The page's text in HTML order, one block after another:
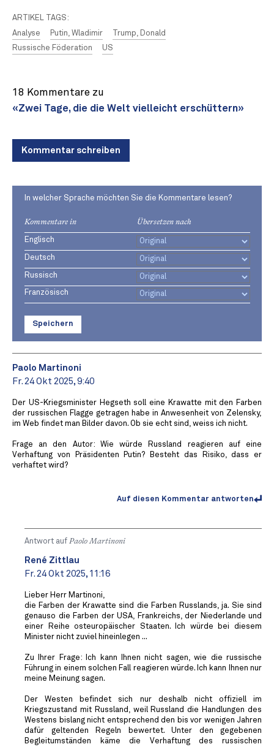
ARTIKEL TAGS:
Analyse
Putin, Wladimir
Trump, Donald
Russische Föderation
US
18 Kommentare zu
«Zwei Tage, die die Welt vielleicht erschüttern»
Kommentar schreiben
In welcher Sprache möchten Sie die Kommentare lesen?
Kommentare in Übersetzen nach
Englisch
Deutsch
Russisch
Französisch
Speichern
Paolo Martinoni
Fr. 24 Okt 2025, 9:40
Der US-Kriegsminister Hegseth soll eine Krawatte mit den Farben
der russischen Flagge getragen habe in Anwesenheit von Zelensky,
im Web findet man Bilder davon. Ob sie echt sind, weiss ich nicht.
Frage an den Autor: Wie würde Russland reagieren auf eine
Verhaftung von Präsidenten Putin? Besteht das Risiko, dass er
verhaftet wird?
Auf diesen Kommentar antworten
Antwort auf Paolo Martinoni
René Zittlau
Fr. 24 Okt 2025, 11:16
Lieber Herr Martinoni,
die Farben der Krawatte sind die Farben Russlands, ja. Sie sind
genauso die Farben der USA, Frankreichs, der Niederlande und
einer Reihe osteuropäischer Staaten. Ich würde bei diesem
Minister nicht zuviel hineinlegen ...
Zu Ihrer Frage: Ich kann Ihnen nicht sagen, wie die russische
Führung in einem solchen Fall reagieren würde. Ich kann Ihnen nur
meine Meinung sagen.
Der Westen befindet sich nur deshalb nicht offiziell im
Kriegszustand mit Russland, weil Russland die Handlungen des
Westens bislang nicht entsprechend den bis vor wenigen Jahren
dafür geltenden Regeln bewertet. Unter den gegebenen
Begleitumständen käme die Verhaftung des russischen